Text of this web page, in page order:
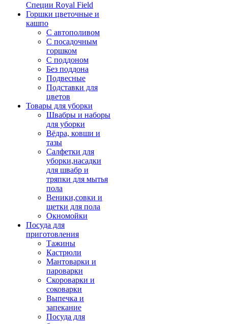
Специи Royal Field
Горшки цветочные и
кашпо
С автополивом
С посадочным
горшком
С поддоном
Без поддона
Подвесные
Подставки для
цветов
Товары для уборки
Швабры и наборы
для уборки
Вёдра, ковши и
тазы
Салфетки для
уборки,насадки
для швабр и
тряпки для мытья
пола
Веники,совки и
щетки для пола
Окномойки
Посуда для
приготовления
Тажины
Кастрюли
Мантоварки и
пароварки
Скороварки и
соковарки
Выпечка и
запекание
Посуда для